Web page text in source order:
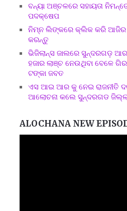
ବନ୍ୟା ଅଞ୍ଚଳରେ ସହାୟତା
ପଦକ୍ଷେପ
ନିମ୍ନ ଲିଙ୍କରେ କ୍ଲିକ କରି ଆଜିର
କରନ୍ତୁ
ଭିଜିଲାନ୍ସ ଜାଲରେ ସୁନ୍ଦରଗଡ଼
ହଜାର ଲାଞ୍ଚ ନେଉଥିବା ବେଳେ
ଟଙ୍କା ଜବତ
ଏସ ଆଇ ଆର କୁ ନେଇ ରାଜନୀତି
ଆଲୋଚନା କଲେ ସୁନ୍ଦରଗଡ
ALOCHANA NEW